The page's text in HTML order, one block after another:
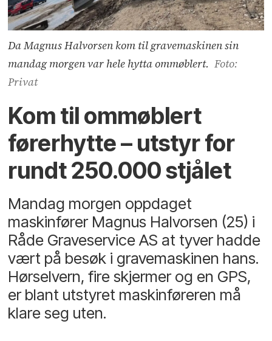
Da Magnus Halvorsen kom til gravemaskinen sin
mandag morgen var hele hytta ommøblert. Foto:
Privat
Kom til ommøblert
førerhytte – utstyr for
rundt 250.000 stjålet
Mandag morgen oppdaget
maskinfører Magnus Halvorsen (25) i
Råde Graveservice AS at tyver hadde
vært på besøk i gravemaskinen hans.
Hørselvern, fire skjermer og en GPS,
er blant utstyret maskinføreren må
klare seg uten.